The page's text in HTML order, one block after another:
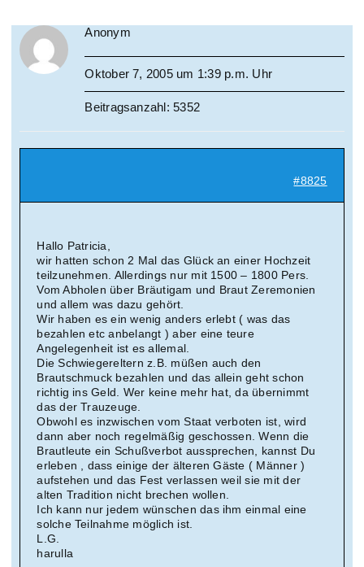
Anonym
Oktober 7, 2005 um 1:39 p.m. Uhr
Beitragsanzahl: 5352
#8825
Hallo Patricia,
wir hatten schon 2 Mal das Glück an einer Hochzeit
teilzunehmen. Allerdings nur mit 1500 – 1800 Pers.
Vom Abholen über Bräutigam und Braut Zeremonien
und allem was dazu gehört.
Wir haben es ein wenig anders erlebt ( was das
bezahlen etc anbelangt ) aber eine teure
Angelegenheit ist es allemal.
Die Schwiegereltern z.B. müßen auch den
Brautschmuck bezahlen und das allein geht schon
richtig ins Geld. Wer keine mehr hat, da übernimmt
das der Trauzeuge.
Obwohl es inzwischen vom Staat verboten ist, wird
dann aber noch regelmäßig geschossen. Wenn die
Brautleute ein Schußverbot aussprechen, kannst Du
erleben , dass einige der älteren Gäste ( Männer )
aufstehen und das Fest verlassen weil sie mit der
alten Tradition nicht brechen wollen.
Ich kann nur jedem wünschen das ihm einmal eine
solche Teilnahme möglich ist.
L.G.
harulla